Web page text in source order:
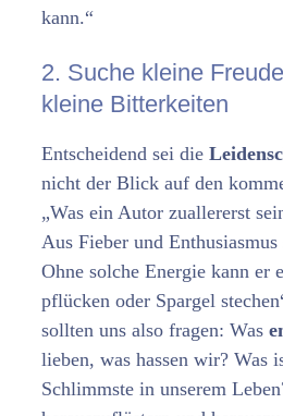
kann.“
2. Suche kleine
kleine Bitterkeiten
Entscheidend sei die
nicht der Blick auf den
„Was ein Autor zuallererst
Aus Fieber und Enthusiasmus
Ohne solche Energie kann er
pflücken oder Spargel
sollten uns also fragen: Was
lieben, was hassen wir? Was
Schlimmste in unserem